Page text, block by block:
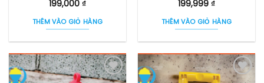
199,000 ₫
THÊM VÀO GIỎ HÀNG
199,999 ₫
THÊM VÀO GIỎ HÀNG